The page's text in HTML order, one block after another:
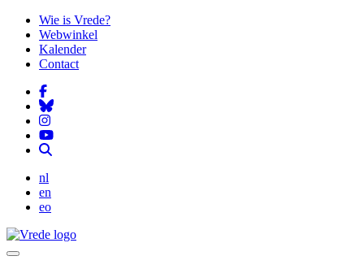
Overslaan
naar
gaan
Wie is Vrede?
Webwinkel
Kalender
Contact
nl
en
eo